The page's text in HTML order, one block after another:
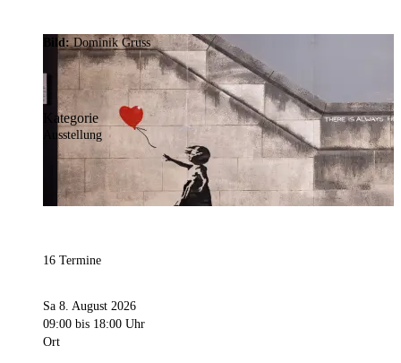
Bild:Dominik Gruss
Kategorie
Ausstellung
16 Termine
Sa 8. August 2026
09:00 bis 18:00 Uhr
Ort